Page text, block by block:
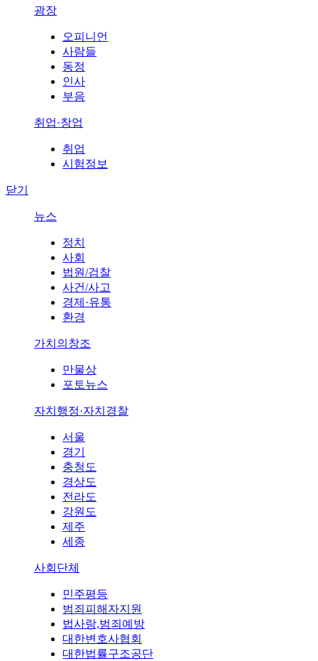
광장
오피니언
사람들
동정
인사
부음
취업·창업
취업
시험정보
닫기
뉴스
정치
사회
법원/검찰
사건/사고
경제·유통
환경
가치의창조
만물상
포토뉴스
자치행정·자치경찰
서울
경기
충청도
경상도
전라도
강원도
제주
세종
사회단체
민주평등
범죄피해자지원
법사랑,범죄예방
대한변호사협회
대한법률구조공단